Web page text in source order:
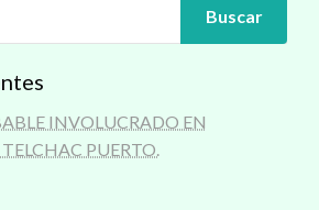
Buscar
INVOLUCRADO EN
PUERTO.